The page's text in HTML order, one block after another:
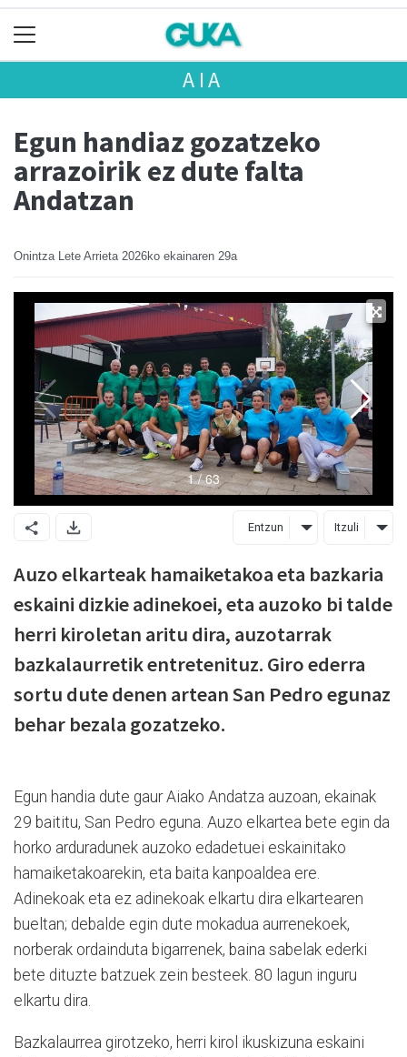
AIA
Egun handiaz gozatzeko
arrazoirik ez dute falta
Andatzan
Onintza Lete Arrieta 2026ko ekainaren 29a
Entzun Itzuli
Auzo elkarteak hamaiketakoa eta bazkaria
eskaini dizkie adinekoei, eta auzoko bi talde
herri kiroletan aritu dira, auzotarrak
bazkalaurretik entretenituz. Giro ederra
sortu dute denen artean San Pedro egunaz
behar bezala gozatzeko.
Egun handia dute gaur Aiako Andatza auzoan, ekainak
29 baititu, San Pedro eguna. Auzo elkartea bete egin da
horko arduradunek auzoko edadetuei eskainitako
hamaiketakoarekin, eta baita kanpoaldea ere.
Adinekoak eta ez adinekoak elkartu dira elkartearen
bueltan; debalde egin dute mokadua aurrenekoek,
norberak ordainduta bigarrenek, baina sabelak ederki
bete dituzte batzuek zein besteek. 80 lagun inguru
elkartu dira.
Bazkalaurrea girotzeko, herri kirol ikuskizuna eskaini